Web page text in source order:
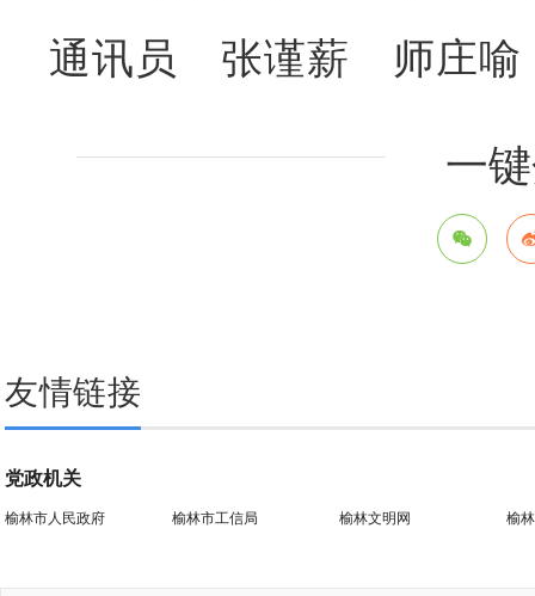
通讯员 张谨薪 师庄喻
一
友情链接
党政机关
榆林市人民政府 榆林市工信局 榆林文明网 榆